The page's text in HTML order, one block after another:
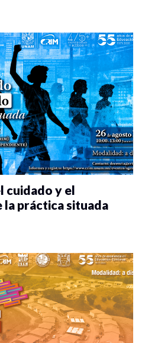
cuidado y el
práctica situada